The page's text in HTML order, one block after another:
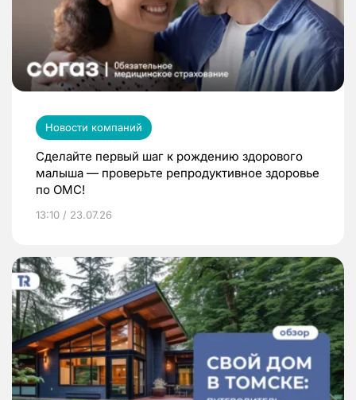
Новости компаний
Сделайте первый шаг к рождению здорового
малыша — проверьте репродуктивное здоровье
по ОМС!
13:10 / 23.07.26